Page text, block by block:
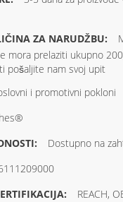
mora prelaziti ukupno
pošaljite nam svoj upit
i promotivni pokloni
Dostupno na
REACH,